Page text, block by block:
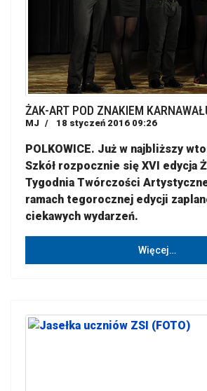
ŻAK-ART POD ZNAKIEM
MJ 18 styczeń 2016 09:26
POLKOWICE. Już w najbliższy
Szkół rozpocznie się XVI edycja
Tygodnia Twórczości
ramach tegorocznej edycji
ciekawych wydarzeń.
Więcej…